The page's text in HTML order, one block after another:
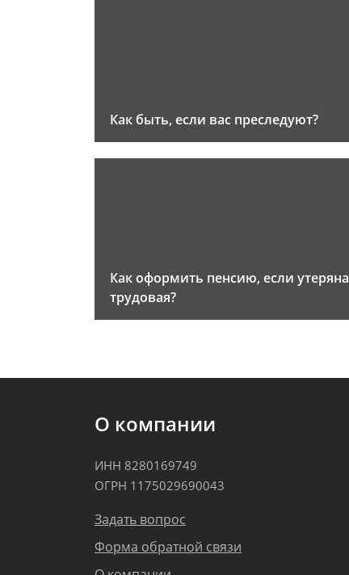
Как быть, если вас преследуют?
Как оформить пенсию, если утеряна
трудовая?
О компании
ИНН 8280169749
ОГРН 1175029690043
Задать вопрос
Форма обратной связи